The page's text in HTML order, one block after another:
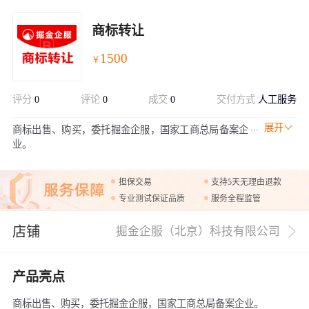
商标转让
￥ 1500
评分 0 评论 0 成交0 交付方式 人工服务
展开
商标出售、购买，委托掘金企服，国家工商总局备案企
业。
担保交易
支持5天无理由退款
专业测试保证品质
服务全程监管
店铺 掘金企服（北京）科技有限公司
产品亮点
商标出售、购买，委托掘金企服，国家工商总局备案企业。